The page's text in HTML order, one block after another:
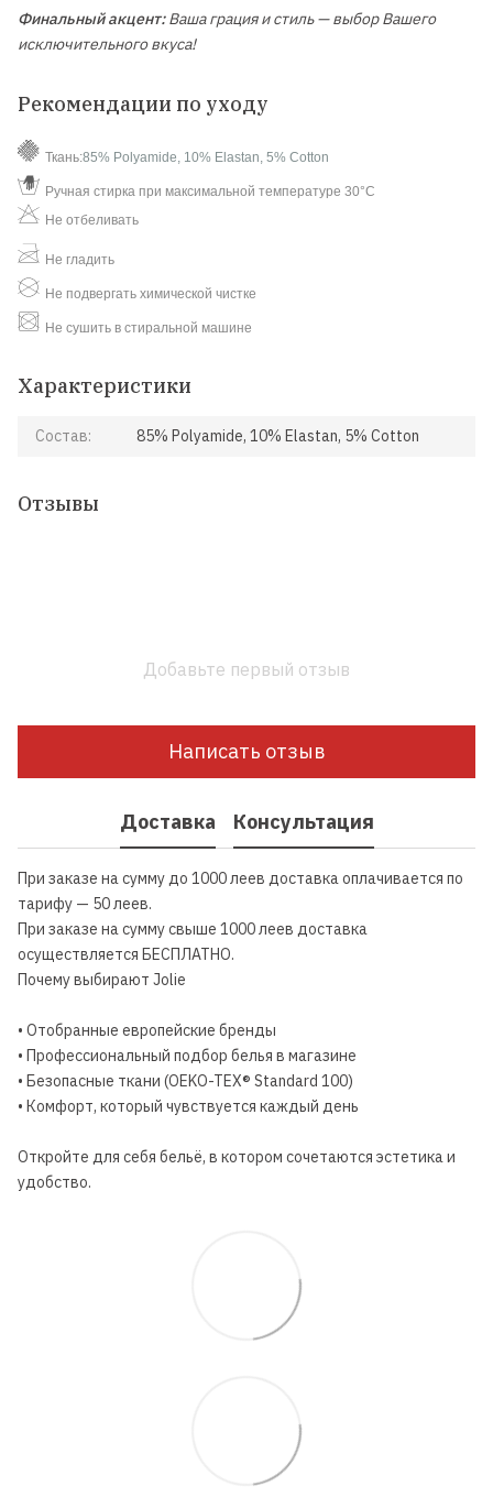
Финальный акцент:Ваша грация и стиль — выбор Вашего
исключительного вкуса!
Рекомендации по уходу
Ткань:85% Polyamide, 10% Elastan, 5% Cotton
Ручная стирка при максимальной температуре 30°C
Не отбеливать
Не гладить
Не подвергать химической чистке
Не сушить в стиральной машине
Характеристики
Состав: 85% Polyamide, 10% Elastan, 5% Cotton
Отзывы
Добавьте первый отзыв
Написать отзыв
Доставка Консультация
При заказе на сумму до 1000 леев доставка оплачивается по
тарифу — 50 леев.
При заказе на сумму свыше 1000 леев доставка
осуществляется БЕСПЛАТНО.
Почему выбирают Jolie
• Отобранные европейские бренды
• Профессиональный подбор белья в магазине
• Безопасные ткани (OEKO-TEX® Standard 100)
• Комфорт, который чувствуется каждый день
Откройте для себя бельё, в котором сочетаются эстетика и
удобство.